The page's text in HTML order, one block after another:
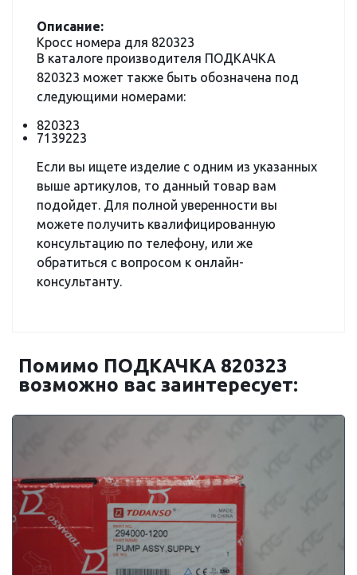
Описание:
Кросс номера для 820323
В каталоге производителя ПОДКАЧКА
820323 может также быть обозначена под
следующими номерами:
820323
7139223
Если вы ищете изделие с одним из указанных
выше артикулов, то данный товар вам
подойдет. Для полной уверенности вы
можете получить квалифицированную
консультацию по телефону, или же
обратиться с вопросом к онлайн-
консультанту.
Помимо ПОДКАЧКА 820323
возможно вас заинтересует: